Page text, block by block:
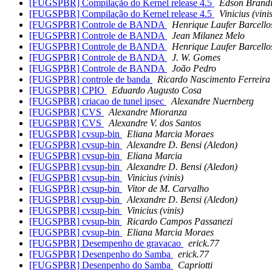
[FUGSPBR] Compilação do Kernel release 4.5
Edson Brandi
[FUGSPBR] Compilação do Kernel release 4.5
Vinicius
[FUGSPBR] Controle de BANDA
Henrique Laufer
[FUGSPBR] Controle de BANDA
Jean Milanez Melo
[FUGSPBR] Controle de BANDA
Henrique Laufer
[FUGSPBR] Controle de BANDA
J. W. Gomes
[FUGSPBR] Controle de BANDA
João Pedro
[FUGSPBR] controle de banda
Ricardo Nascimento Ferreira
[FUGSPBR] CPIO
Eduardo Augusto Cosa
[FUGSPBR] criacao de tunel ipsec
Alexandre Nuernberg
[FUGSPBR] CVS
Alexandre Mioranza
[FUGSPBR] CVS
Alexandre V. dos Santos
[FUGSPBR] cvsup-bin
Eliana Marcia Moraes
[FUGSPBR] cvsup-bin
Alexandre D. Bensi (Aledon)
[FUGSPBR] cvsup-bin
Eliana Marcia
[FUGSPBR] cvsup-bin
Alexandre D. Bensi (Aledon)
[FUGSPBR] cvsup-bin
Vinicius (vinis)
[FUGSPBR] cvsup-bin
Vitor de M. Carvalho
[FUGSPBR] cvsup-bin
Alexandre D. Bensi (Aledon)
[FUGSPBR] cvsup-bin
Vinicius (vinis)
[FUGSPBR] cvsup-bin
Ricardo Campos Passanezi
[FUGSPBR] cvsup-bin
Eliana Marcia Moraes
[FUGSPBR] Desempenho de gravacao
erick.77
[FUGSPBR] Desenpenho do Samba
erick.77
[FUGSPBR] Desenpenho do Samba
Capriotti